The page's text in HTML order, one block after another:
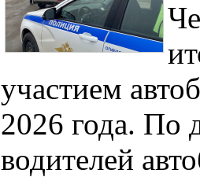
участием
2026 года. По
водителей